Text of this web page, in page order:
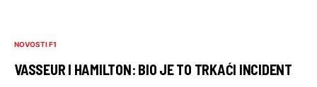
NOVOSTI F1
VASSEUR I HAMILTON: BIO JE TO TRKAĆI INCIDENT